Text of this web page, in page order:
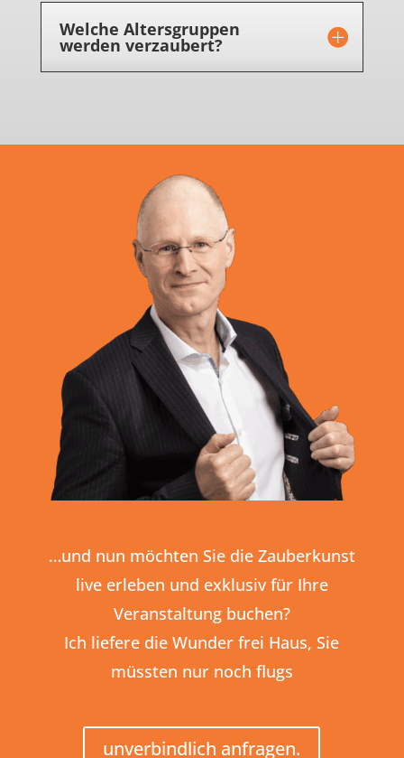
Welche Altersgruppen
werden verzaubert?
…und nun möchten Sie die Zauberkunst
live erleben und exklusiv für Ihre
Veranstaltung buchen?
Ich liefere die Wunder frei Haus, Sie
müssten nur noch flugs
unverbindlich anfragen.